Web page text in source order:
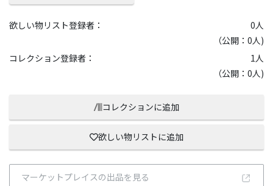
欲しい物リスト登録者： 0人
（公開：0人)
コレクション登録者：
1人
（公開：0人)
コレクションに追加
欲しい物リストに追加
マーケットプレイスの出品を見る